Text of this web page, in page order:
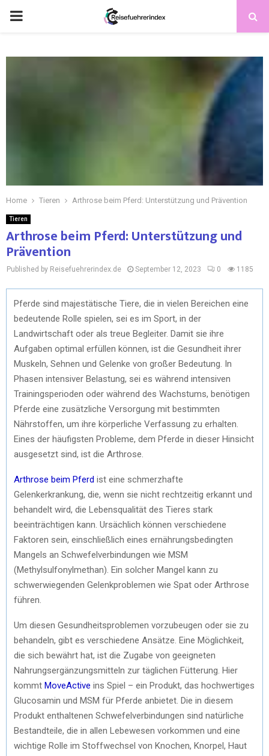
Home Tieren Arthrose beim Pferd: Unterstützung und Prävention
Tieren
Arthrose beim Pferd: Unterstützung und
Prävention
Published by Reisefuehrerindex.de September 12, 2023 0 1185
Pferde sind majestätische Tiere, die in vielen Bereichen eine
bedeutende Rolle spielen, sei es im Sport, in der
Landwirtschaft oder als treue Begleiter. Damit sie ihre
Aufgaben optimal erfüllen können, ist die Gesundheit ihrer
Muskeln, Sehnen und Gelenke von großer Bedeutung. In
Phasen intensiver Belastung, sei es während intensiven
Trainingsperioden oder während des Wachstums, benötigen
Pferde eine zusätzliche Versorgung mit bestimmten
Nährstoffen, um ihre körperliche Verfassung zu erhalten.
Eines der häufigsten Probleme, dem Pferde in dieser Hinsicht
ausgesetzt sind, ist die Arthrose.
Arthrose beim Pferd ist eine schmerzhafte
Gelenkerkrankung, die, wenn sie nicht rechtzeitig erkannt und
behandelt wird, die Lebensqualität des Tieres stark
beeinträchtigen kann. Ursächlich können verschiedene
Faktoren sein, einschließlich eines ernährungsbedingten
Mangels an Schwefelverbindungen wie MSM
(Methylsulfonylmethan). Ein solcher Mangel kann zu
schwerwiegenden Gelenkproblemen wie Spat oder Arthrose
führen.
Um diesen Gesundheitsproblemen vorzubeugen oder sie zu
behandeln, gibt es verschiedene Ansätze. Eine Möglichkeit,
die sich bewährt hat, ist die Zugabe von geeigneten
Nahrungsergänzungsmitteln zur täglichen Fütterung. Hier
kommt MoveActive ins Spiel – ein Produkt, das hochwertiges
Glucosamin und MSM für Pferde anbietet. Die in diesem
Produkt enthaltenen Schwefelverbindungen sind natürliche
Bestandteile, die in allen Lebewesen vorkommen und eine
wichtige Rolle im Stoffwechsel von Knochen, Knorpel, Haut